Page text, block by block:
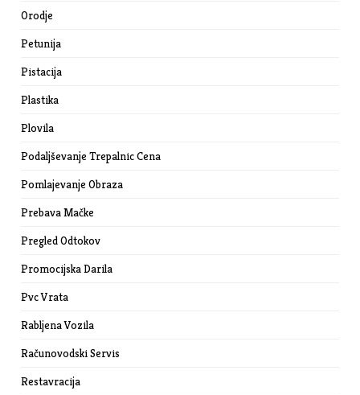
Orodje
Petunija
Pistacija
Plastika
Plovila
Podaljševanje Trepalnic Cena
Pomlajevanje Obraza
Prebava Mačke
Pregled Odtokov
Promocijska Darila
Pvc Vrata
Rabljena Vozila
Računovodski Servis
Restavracija